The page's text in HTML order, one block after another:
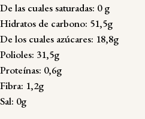
De las cuales saturadas: 0 g
Hidratos de carbono: 51,5g
De los cuales azúcares: 18,8g
Polioles: 31,5g
Proteínas: 0,6g
Fibra: 1,2g
Sal: 0g